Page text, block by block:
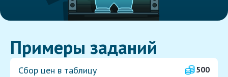
Примеры заданий
Сбор цен в таблицу
500